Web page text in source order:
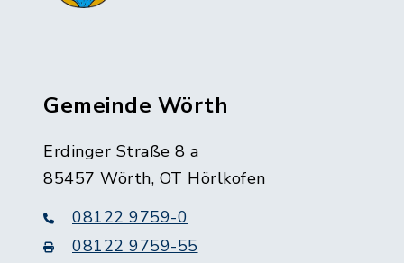
Gemeinde Wörth
Erdinger Straße 8 a
85457 Wörth, OT Hörlkofen
08122 9759-0
08122 9759-55